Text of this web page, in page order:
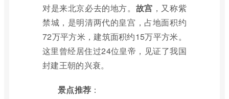
对是来北京必去的地方。 故宫 ，又称紫
禁城，是明清两代的皇宫，占地面积约
72万平方米，建筑面积约15万平方米。
这里曾经居住过24位皇帝，见证了我国
封建王朝的兴衰。
景点推荐 ：